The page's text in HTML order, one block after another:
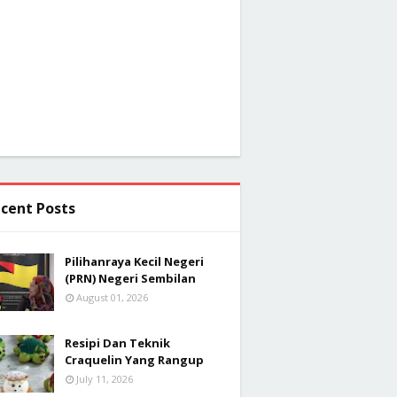
Posts
Pilihanraya Kecil Negeri
(PRN) Negeri Sembilan
August 01, 2026
Resipi Dan Teknik
Craquelin Yang Rangup
July 11, 2026